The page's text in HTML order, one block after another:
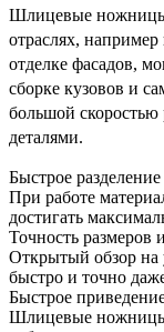
Шлицевые
отраслях,
отделке фасадов,
сборке кузовов и
большой скоростью
деталями.
Быстрое разделение
При работе
достигать
Точность размеров
Открытый обзор на
быстро и точно
Быстрое
Шлицевые ножницы